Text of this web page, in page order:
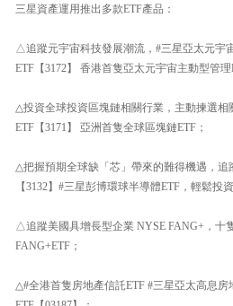
三星資產運用推出多款ETF產品：
△追蹤元宇宙科技發展潮流，#三星亞太元宇
ETF【3172】 香港首隻亞太元宇宙主動型管理
△投資全球投資區塊鏈相關行業，主動揀選相
ETF【3171】 亞洲首隻全球區塊鏈ETF；
△把握預期全球缺「芯」帶來的難得機遇，追
【3132】#三星彭博環球半導體ETF，輕鬆投
△追蹤美國具增長型企業 NYSE FANG+，十
FANG+ETF；
△#全港首隻房地產信託ETF #三星亞太高息房